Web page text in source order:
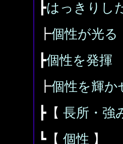
┣はっきりし
┣個性が光る
┣個性を発揮
┣個性を輝か
┣【 長所・強
┗【 個性 】